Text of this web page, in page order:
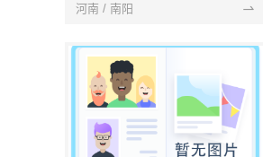
河南 / 南阳